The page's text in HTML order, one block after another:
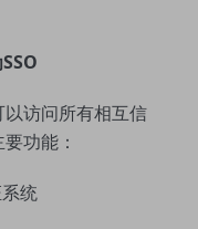
SSO
访问所有相互信
功能：
统